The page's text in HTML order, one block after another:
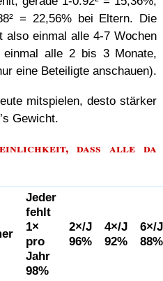
= 22,56% bei Eltern. Die
also einmal alle 4-7 Wochen
alle 2 bis 3 Monate,
eine Beteiligte anschauen).
mitspielen, desto stärker
Gewicht.
dass alle da
Jeder
fehlt
1×
pro
Jahr
98%
2×/J
96%
4×/J
92%
6×/J
88%